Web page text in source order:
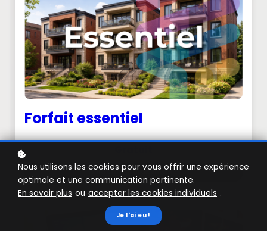
Forfait essentiel
S'inscrire gratuitement !
Nous utilisons les cookies pour vous offrir une expérience
optimale et une communication pertinente.
En savoir plus ou accepter les cookies individuels .
Je l'ai eu !